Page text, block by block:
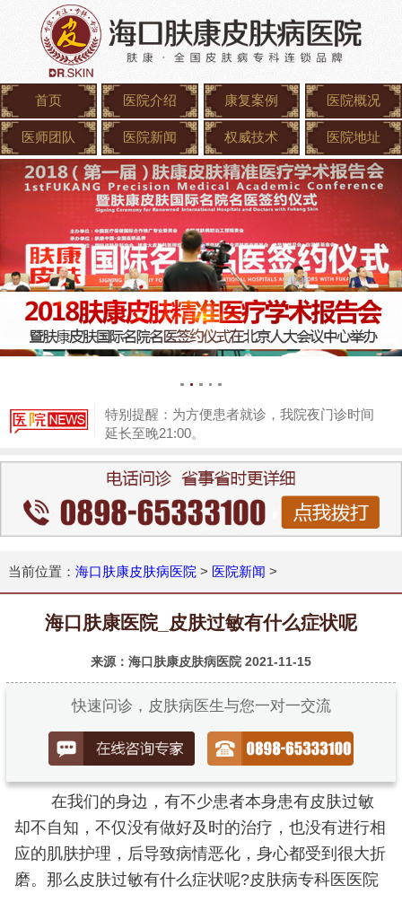
首页 医院介绍 康复案例 医院概况
医师团队 医院新闻 权威技术 医院地址
特别提醒：为方便患者就诊，我院夜门诊时间
延长至晚21:00。
当前位置： 海口肤康皮肤病医院 > 医院新闻 >
海口肤康医院_皮肤过敏有什么症状呢
来源：海口肤康皮肤病医院 2021-11-15
快速问诊，皮肤病医生与您一对一交流
在我们的身边，有不少患者本身患有皮肤过敏
却不自知，不仅没有做好及时的治疗，也没有进行相
应的肌肤护理，后导致病情恶化，身心都受到很大折
磨。那么皮肤过敏有什么症状呢?皮肤病专科医医院